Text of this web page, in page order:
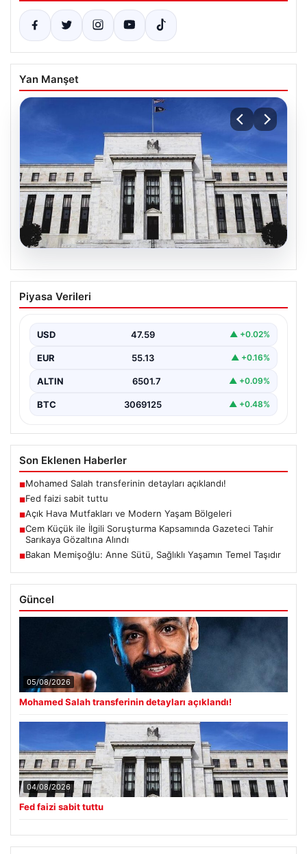
Yan Manşet
Fed faizi sabit tuttu
Piyasa Verileri
USD 47.59 ▲ +0.02%
EUR 55.13 ▲ +0.16%
ALTIN 6501.7 ▲ +0.09%
BTC 3069125 ▲ +0.48%
Son Eklenen Haberler
■Mohamed Salah transferinin detayları açıklandı!
■Fed faizi sabit tuttu
■Açık Hava Mutfakları ve Modern Yaşam Bölgeleri
■Cem Küçük ile İlgili Soruşturma Kapsamında Gazeteci Tahir
Sarıkaya Gözaltına Alındı
■Bakan Memişoğlu: Anne Sütü, Sağlıklı Yaşamın Temel Taşıdır
Güncel
05/08/2026
Mohamed Salah transferinin detayları açıklandı!
04/08/2026
Fed faizi sabit tuttu